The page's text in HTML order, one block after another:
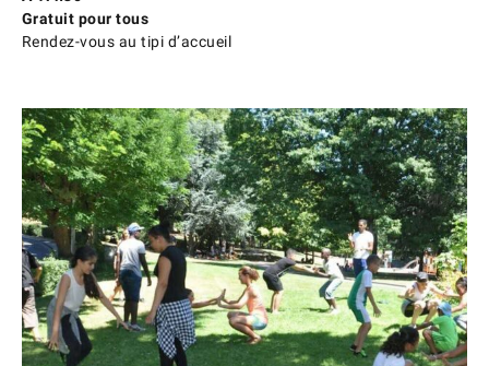
Gratuit pour tous
Rendez-vous au tipi d’accueil